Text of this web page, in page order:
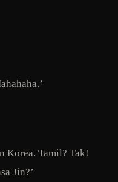
Korea. Tamil? Tak!
Jin?’